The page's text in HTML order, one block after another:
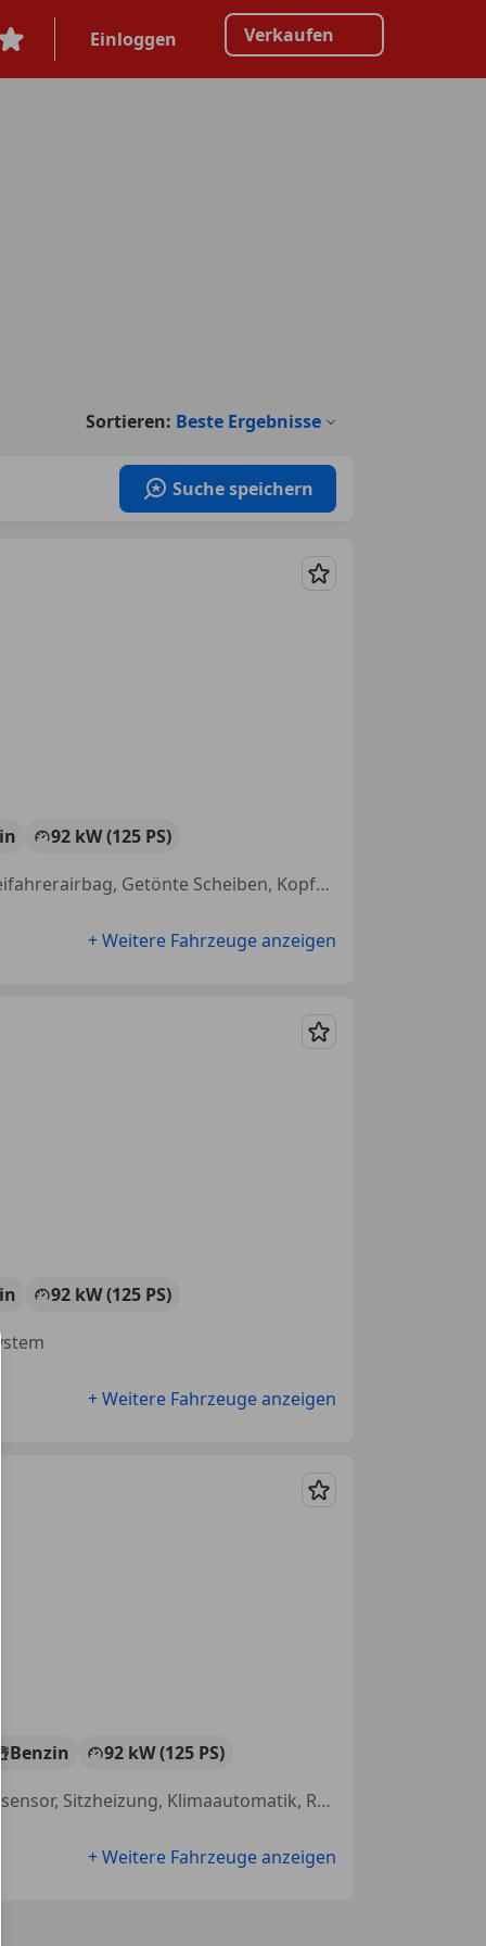
Einloggen Verkaufen
Sortieren: Beste Ergebnisse
Suche speichern
Merken
92 kW (125 PS)
Schiebetür, Einparkhilfe Sensoren vorne, Regensensor, Dachreling, Beifahrerairbag, Getönte Scheiben, Kopfairbag, Alufelgen
+ Weitere Fahrzeuge anzeigen
Merken
92 kW (125 PS)
+ Weitere Fahrzeuge anzeigen
Merken
Benzin
92 kW (125 PS)
Behindertengerecht, Dachreling, Einparkhilfe Sensoren vorne, Regensensor, Sitzheizung, Klimaautomatik, Reifendruckkontrollsystem, Induktionsladen für Smartphones
+ Weitere Fahrzeuge anzeigen